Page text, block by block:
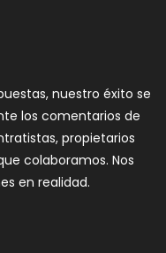
nuestro éxito se
los comentarios de
propietarios
colaboramos. Nos
en realidad.